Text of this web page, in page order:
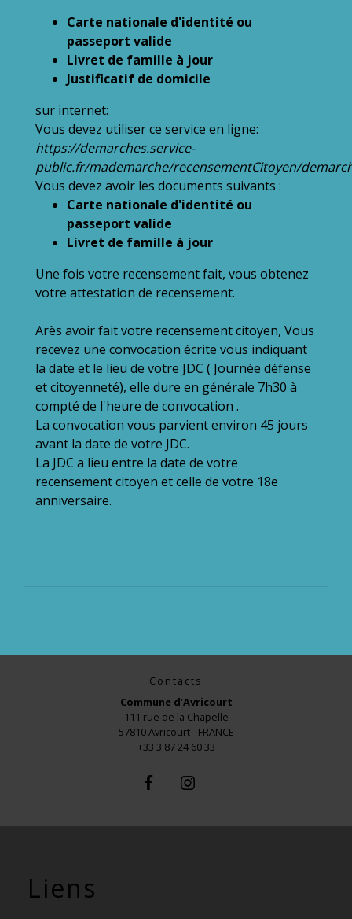
Carte nationale d'identité ou
passeport valide
Livret de famille à jour
Justificatif de domicile
sur internet:
Vous devez utiliser ce service en ligne:
https://demarches.service-
public.fr/mademarche/recensementCitoyen/
Vous devez avoir les documents suivants :
Carte nationale d'identité ou
passeport valide
Livret de famille à jour
Une fois votre recensement fait, vous obtenez
votre attestation de recensement.
Arès avoir fait votre recensement citoyen, Vous
recevez une convocation écrite vous indiquant
la date et le lieu de votre JDC ( Journée défense
et citoyenneté), elle dure en générale 7h30 à
compté de l'heure de convocation .
La convocation vous parvient environ 45 jours
avant la date de votre JDC.
La JDC a lieu entre la date de votre
recensement citoyen et celle de votre 18e
anniversaire.
Contacts
Commune d’Avricourt
111 rue de la Chapelle
57810 Avricourt - FRANCE
+33 3 87 24 60 33
Liens